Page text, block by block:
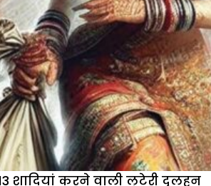
शादियां करने वाली लुटेरी दुलहन